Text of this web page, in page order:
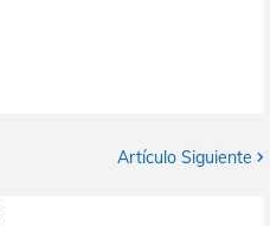
Artículo Siguiente